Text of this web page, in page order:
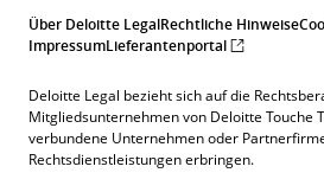
Über Deloitte LegalRechtliche Hinweise
ImpressumLieferantenportal
Deloitte Legal bezieht sich auf die
Mitgliedsunternehmen von Deloitte Touche
verbundene Unternehmen oder
Rechtsdienstleistungen erbringen.